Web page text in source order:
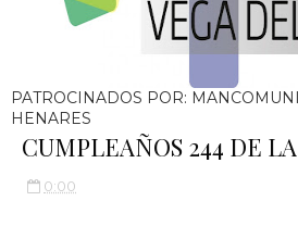
PATROCINADOS POR:
HENARES
CUMPLEAÑOS 244 DE
0:00
NATIVIDAD